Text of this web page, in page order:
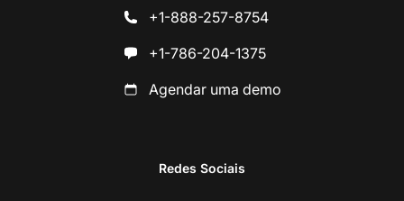
+1-888-257-8754
+1-786-204-1375
Agendar uma demo
Redes Sociais